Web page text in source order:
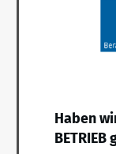
Haben
BETRIEB